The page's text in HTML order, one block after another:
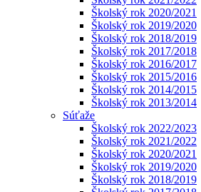
Školský rok 2020/2021
Školský rok 2019/2020
Školský rok 2018/2019
Školský rok 2017/2018
Školský rok 2016/2017
Školský rok 2015/2016
Školský rok 2014/2015
Školský rok 2013/2014
Súťaže
Školský rok 2022/2023
Školský rok 2021/2022
Školský rok 2020/2021
Školský rok 2019/2020
Školský rok 2018/2019